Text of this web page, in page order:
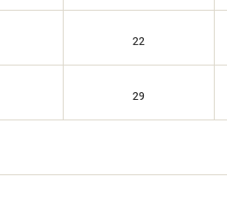
22
29